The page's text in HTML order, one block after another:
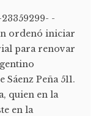
-
ordenó iniciar
para renovar
Peña 511.
quien en la
en la